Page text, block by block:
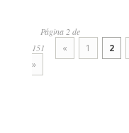
Página 2 de
151
« 1 2
»